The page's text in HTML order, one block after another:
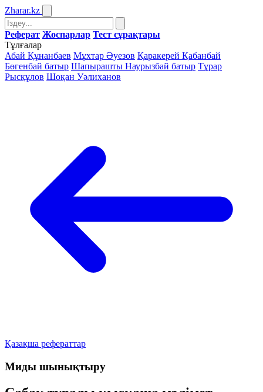
Zharar.kz
Реферат Жоспарлар Тест сұрақтары
Тұлғалар
Абай Құнанбаев Мұхтар Әуезов Қаракерей Қабанбай
Бөгенбай батыр Шапырашты Наурызбай батыр Тұрар
Рысқұлов Шоқан Уәлиханов
Қазақша рефераттар
Миды шынықтыру